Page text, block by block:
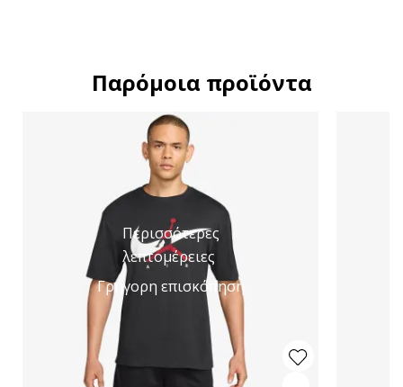
Παρόμοια προϊόντα
Περισσότερες
λεπτομέρειες
Γρήγορη επισκόπηση